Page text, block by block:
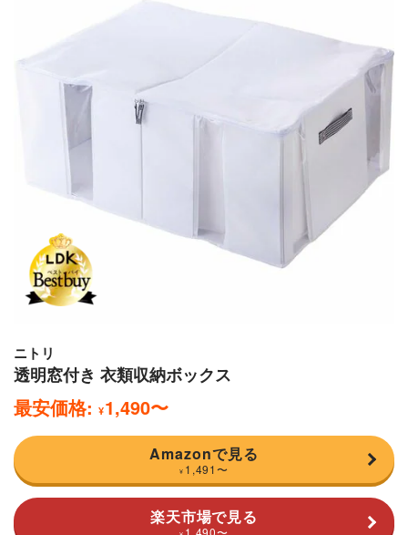
ニトリ
透明窓付き 衣類収納ボックス
最安価格: ¥1,490〜
Amazonで見る
¥ 1,491〜
楽天市場で見る
1,490〜